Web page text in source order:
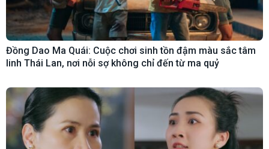
Đồng Dao Ma Quái: Cuộc chơi sinh tồn đậm màu sắc tâm
linh Thái Lan, nơi nỗi sợ không chỉ đến từ ma quỷ